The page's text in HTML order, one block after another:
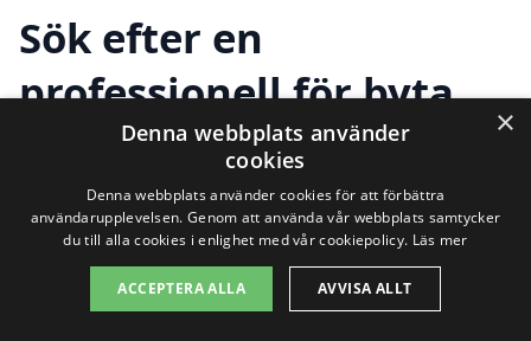
Sök efter en
professionell för byta
fönster i andra städer
nära Hällesåker
Att byta fönster i Hällesåker kan vara en
×
Denna webbplats använder
cookies
Denna webbplats använder cookies för att förbättra
användarupplevelsen. Genom att använda vår webbplats samtycker
du till alla cookies i enlighet med vår cookiepolicy. Läs mer
ACCEPTERA ALLA AVVISA ALLT